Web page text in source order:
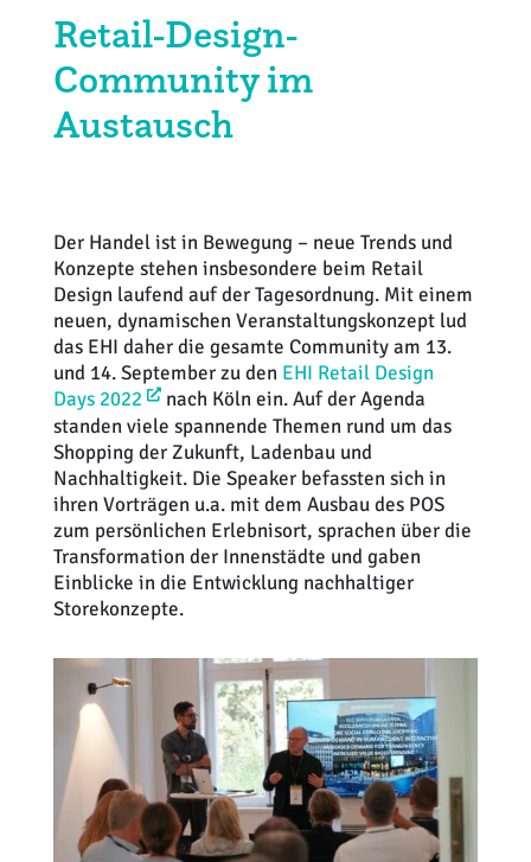
Retail-Design-
Community im
Austausch
Der Handel ist in Bewegung – neue Trends und
Konzepte stehen insbesondere beim Retail
Design laufend auf der Tagesordnung. Mit einem
neuen, dynamischen Veranstaltungskonzept lud
das EHI daher die gesamte Community am 13.
und 14. September zu den EHI Retail Design
Days 2022
nach Köln ein. Auf der Agenda
standen viele spannende Themen rund um das
Shopping der Zukunft, Ladenbau und
Nachhaltigkeit. Die Speaker befassten sich in
ihren Vorträgen u.a. mit dem Ausbau des POS
zum persönlichen Erlebnisort, sprachen über die
Transformation der Innenstädte und gaben
Einblicke in die Entwicklung nachhaltiger
Storekonzepte.
Weiterbildung
Marktmacher
Inventurdifferenzen + Sicherheit
KI + Robotics
Logistik + Verpackung
Marketing
Payment
Personal
Public Relations
EHI LAB
Mitglieder